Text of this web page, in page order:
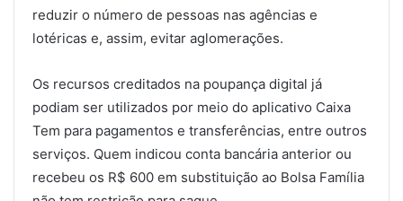
reduzir o número de pessoas nas agências e
lotéricas e, assim, evitar aglomerações.
Os recursos creditados na poupança digital já
podiam ser utilizados por meio do aplicativo Caixa
Tem para pagamentos e transferências, entre outros
serviços. Quem indicou conta bancária anterior ou
recebeu os R$ 600 em substituição ao Bolsa Família